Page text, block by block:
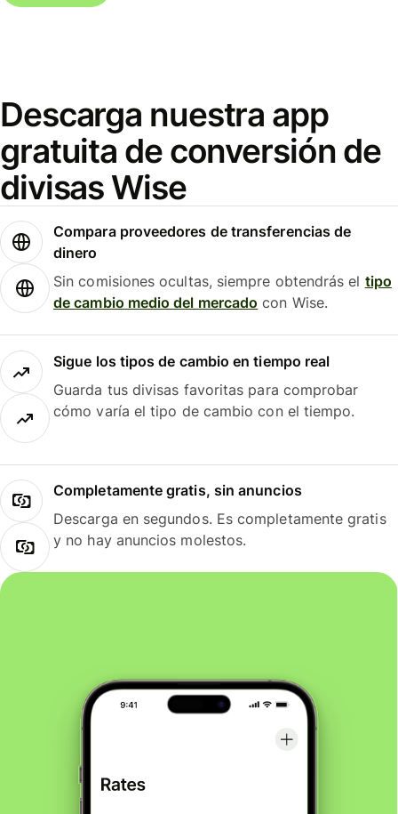
Descarga nuestra app
gratuita de conversión de
divisas Wise
Compara proveedores de transferencias de
dinero
Sin comisiones ocultas, siempre obtendrás el tipo
de cambio medio del mercado con Wise.
Sigue los tipos de cambio en tiempo real
Guarda tus divisas favoritas para comprobar
cómo varía el tipo de cambio con el tiempo.
Completamente gratis, sin anuncios
Descarga en segundos. Es completamente gratis
y no hay anuncios molestos.